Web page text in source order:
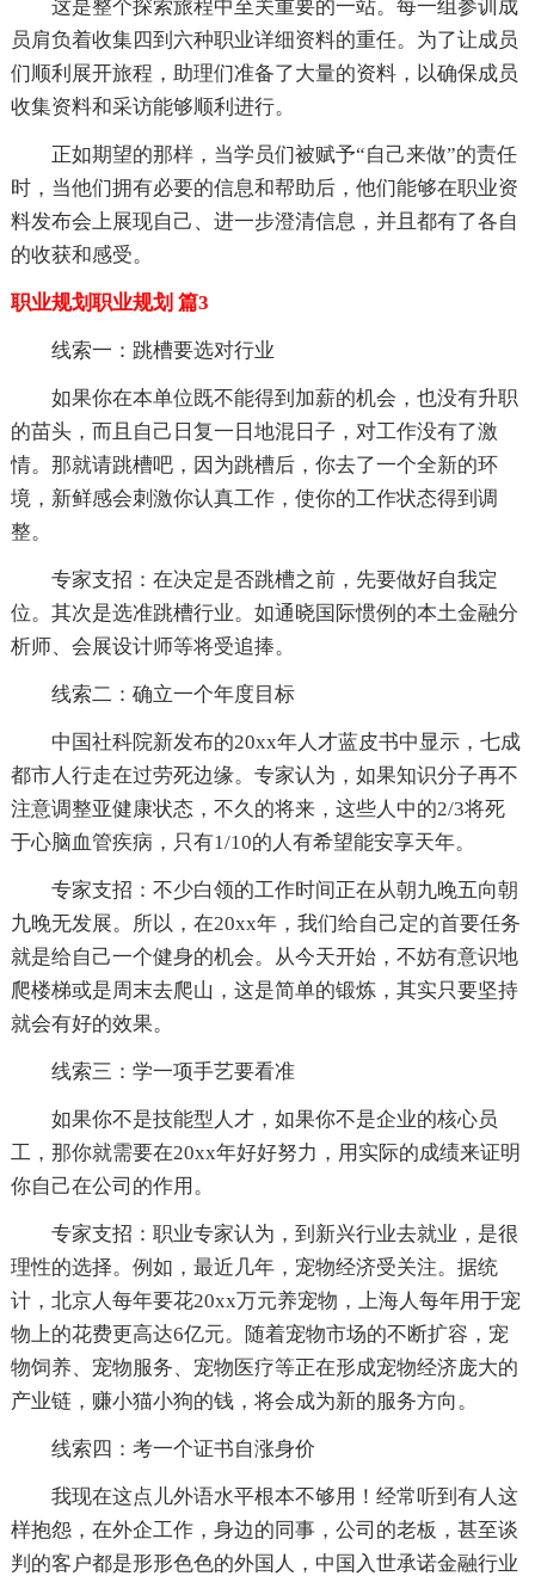
这是整个探索旅程中至关重要的一站。每一组参训成
员肩负着收集四到六种职业详细资料的重任。为了让成员
们顺利展开旅程，助理们准备了大量的资料，以确保成员
收集资料和采访能够顺利进行。
正如期望的那样，当学员们被赋予“自己来做”的责任
时，当他们拥有必要的信息和帮助后，他们能够在职业资
料发布会上展现自己、进一步澄清信息，并且都有了各自
的收获和感受。
职业规划职业规划 篇3
线索一：跳槽要选对行业
如果你在本单位既不能得到加薪的机会，也没有升职
的苗头，而且自己日复一日地混日子，对工作没有了激
情。那就请跳槽吧，因为跳槽后，你去了一个全新的环
境，新鲜感会刺激你认真工作，使你的工作状态得到调
整。
专家支招：在决定是否跳槽之前，先要做好自我定
位。其次是选准跳槽行业。如通晓国际惯例的本土金融分
析师、会展设计师等将受追捧。
线索二：确立一个年度目标
中国社科院新发布的20xx年人才蓝皮书中显示，七成
都市人行走在过劳死边缘。专家认为，如果知识分子再不
注意调整亚健康状态，不久的将来，这些人中的2/3将死
于心脑血管疾病，只有1/10的人有希望能安享天年。
专家支招：不少白领的工作时间正在从朝九晚五向朝
九晚无发展。所以，在20xx年，我们给自己定的首要任务
就是给自己一个健身的机会。从今天开始，不妨有意识地
爬楼梯或是周末去爬山，这是简单的锻炼，其实只要坚持
就会有好的效果。
线索三：学一项手艺要看准
如果你不是技能型人才，如果你不是企业的核心员
工，那你就需要在20xx年好好努力，用实际的成绩来证明
你自己在公司的作用。
专家支招：职业专家认为，到新兴行业去就业，是很
理性的选择。例如，最近几年，宠物经济受关注。据统
计，北京人每年要花20xx万元养宠物，上海人每年用于宠
物上的花费更高达6亿元。随着宠物市场的不断扩容，宠
物饲养、宠物服务、宠物医疗等正在形成宠物经济庞大的
产业链，赚小猫小狗的钱，将会成为新的服务方向。
线索四：考一个证书自涨身价
我现在这点儿外语水平根本不够用！经常听到有人这
样抱怨，在外企工作，身边的同事，公司的老板，甚至谈
判的客户都是形形色色的外国人，中国入世承诺金融行业